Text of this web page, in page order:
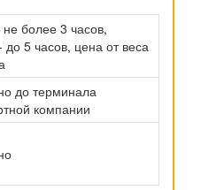
более 3 часов,
до 5 часов, цена от веса
до терминала
компании